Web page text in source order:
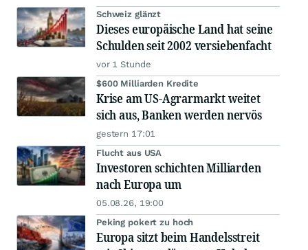
Schweiz glänzt
Dieses europäische Land hat seine
Schulden seit 2002 versiebenfacht
vor 1 Stunde
$600 Milliarden Kredite
Krise am US-Agrarmarkt weitet
sich aus, Banken werden nervös
gestern 17:01
Flucht aus USA
Investoren schichten Milliarden
nach Europa um
05.08.26, 19:00
Peking pokert zu hoch
Europa sitzt beim Handelsstreit